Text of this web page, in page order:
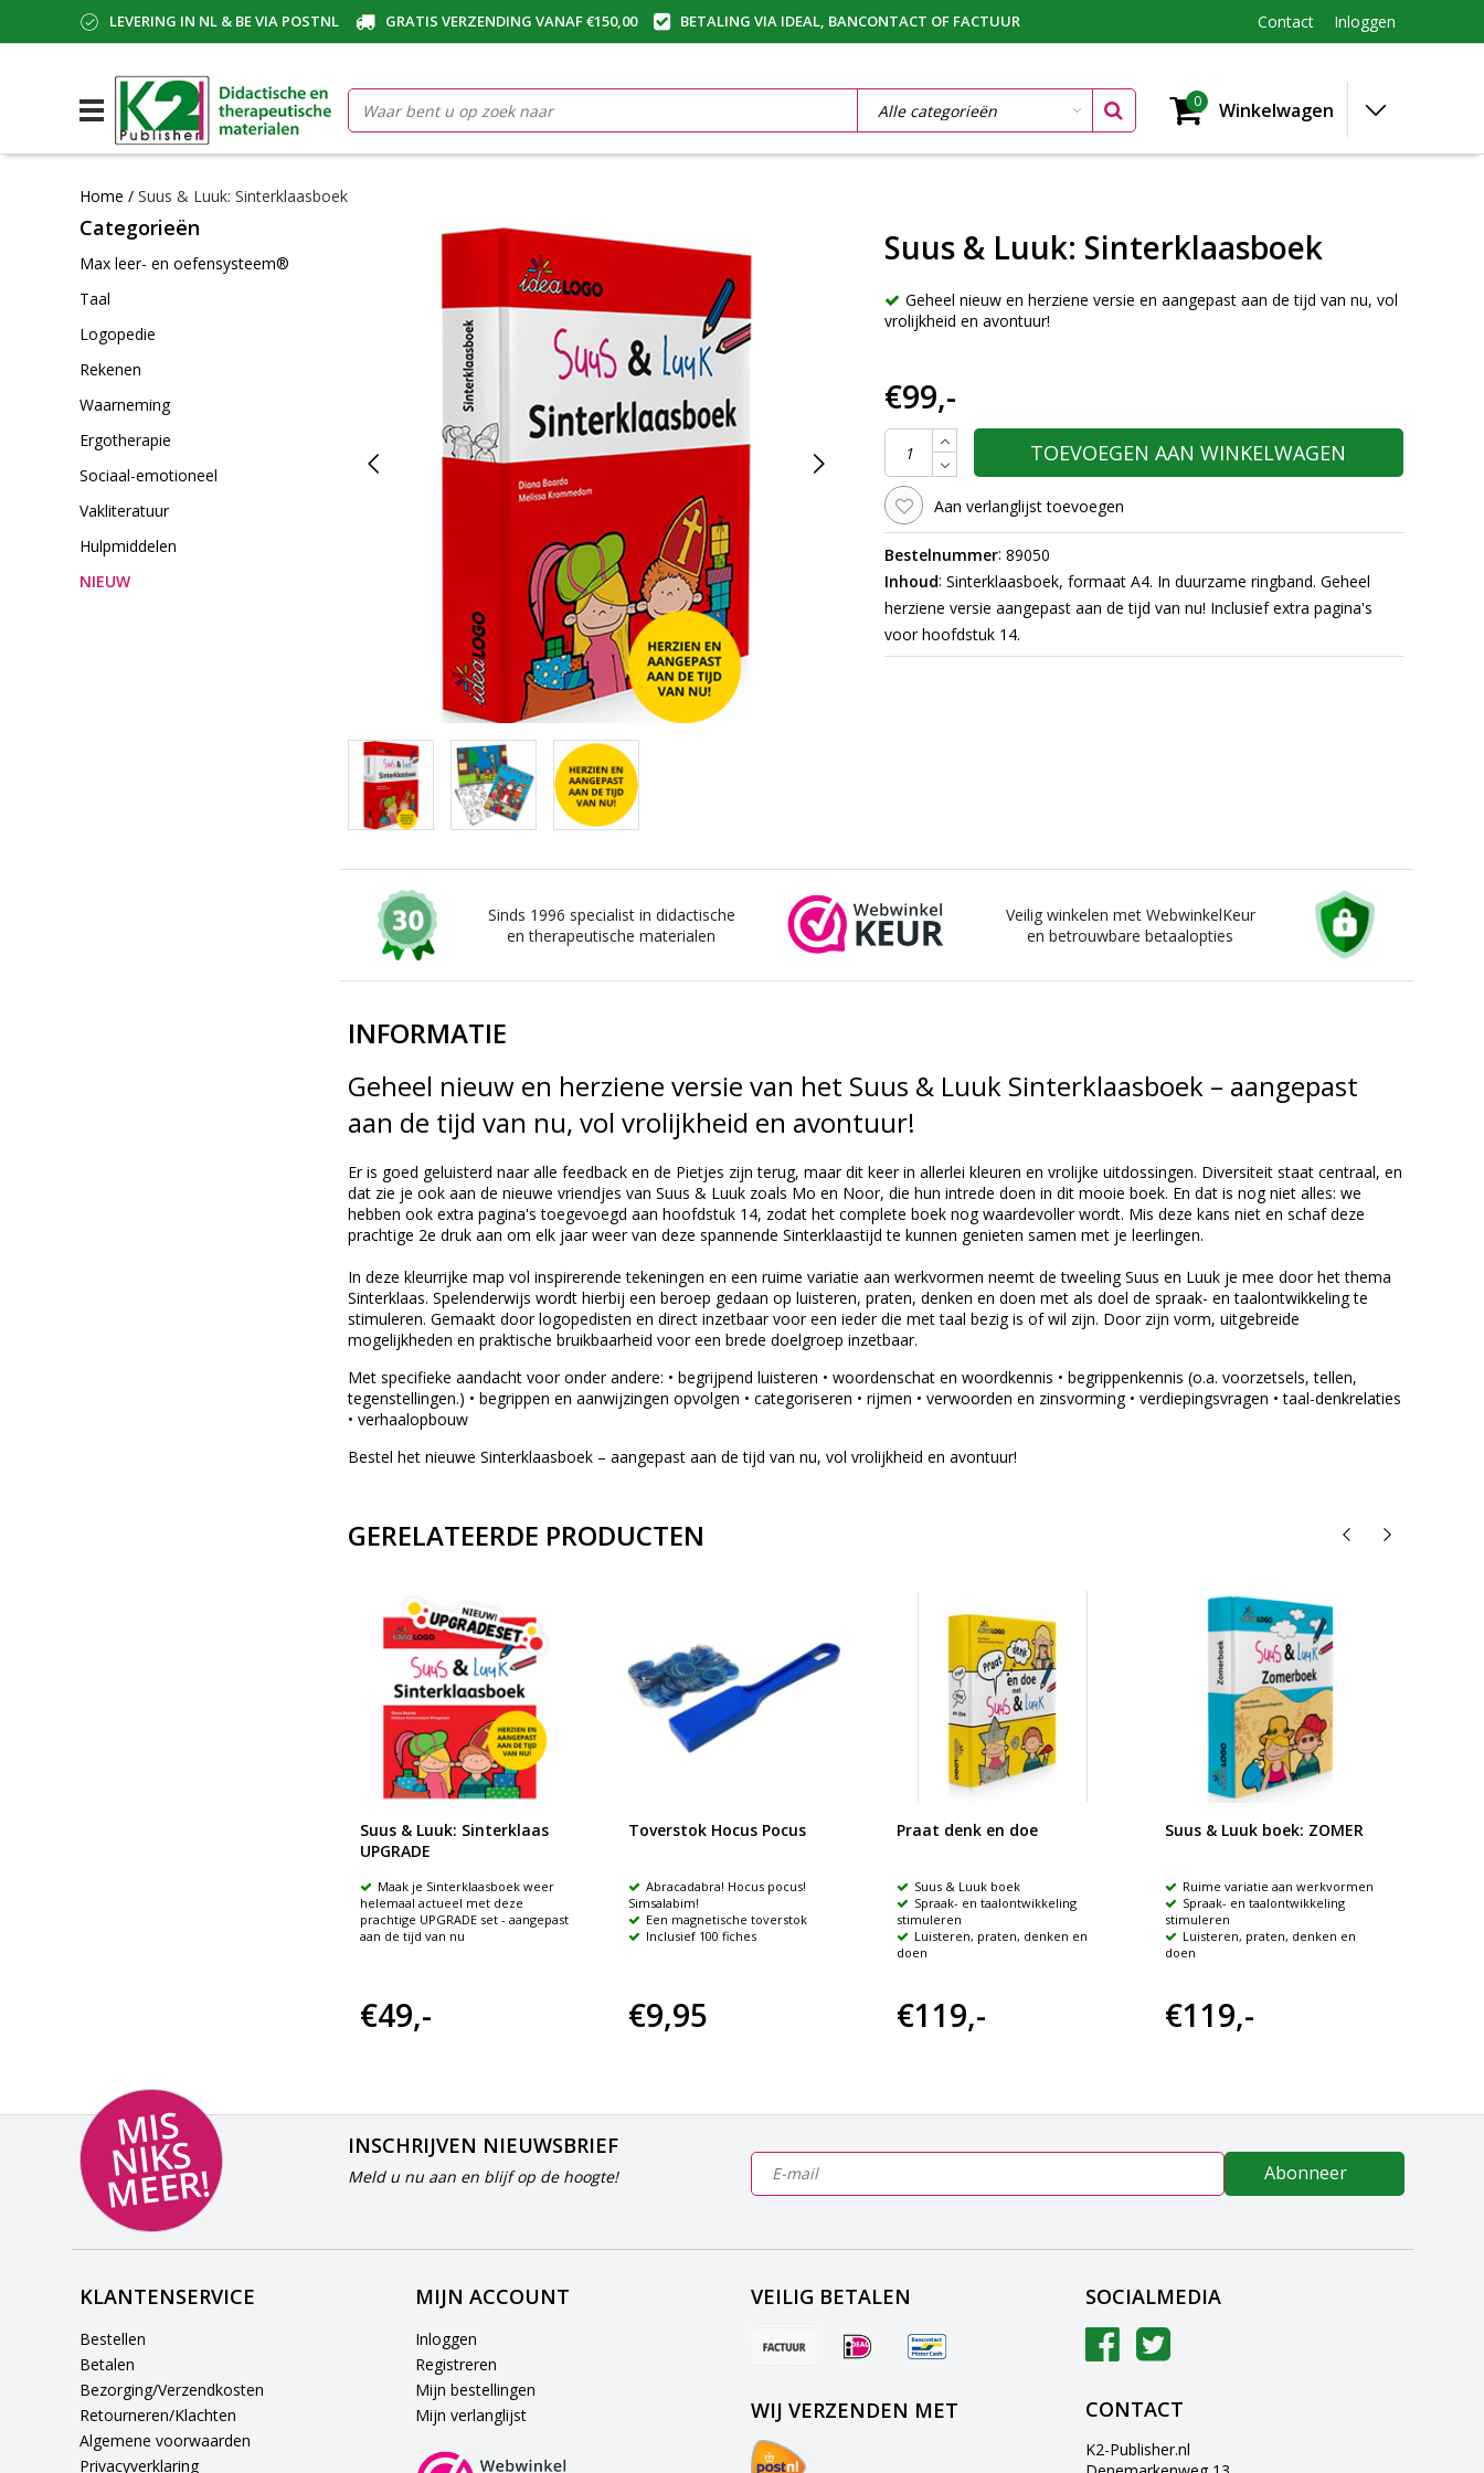
LEVERING IN NL & BE VIA POSTNL GRATIS VERZENDING VANAF €150,00 BETALING VIA IDEAL, BANCONTACT OF FACTUUR Contact Inloggen
0 Winkelwagen
Home / Suus & Luuk: Sinterklaasboek
Categorieën
Max leer- en oefensysteem®
Taal
Logopedie
Rekenen
Waarneming
Ergotherapie
Sociaal-emotioneel
Vakliteratuur
Hulpmiddelen
NIEUW
Suus & Luuk: Sinterklaasboek
Geheel nieuw en herziene versie en aangepast aan de tijd van nu, vol
vrolijkheid en avontuur!
€99,-
TOEVOEGEN AAN WINKELWAGEN
Aan verlanglijst toevoegen
Bestelnummer: 89050
Inhoud: Sinterklaasboek, formaat A4. In duurzame ringband. Geheel
herziene versie aangepast aan de tijd van nu! Inclusief extra pagina's
voor hoofdstuk 14.
Sinds 1996 specialist in didactische
en therapeutische materialen
Veilig winkelen met WebwinkelKeur
en betrouwbare betaalopties
INFORMATIE
Geheel nieuw en herziene versie van het Suus & Luuk Sinterklaasboek – aangepast
aan de tijd van nu, vol vrolijkheid en avontuur!
Er is goed geluisterd naar alle feedback en de Pietjes zijn terug, maar dit keer in allerlei kleuren en vrolijke uitdossingen. Diversiteit staat centraal, en
dat zie je ook aan de nieuwe vriendjes van Suus & Luuk zoals Mo en Noor, die hun intrede doen in dit mooie boek. En dat is nog niet alles: we
hebben ook extra pagina's toegevoegd aan hoofdstuk 14, zodat het complete boek nog waardevoller wordt. Mis deze kans niet en schaf deze
prachtige 2e druk aan om elk jaar weer van deze spannende Sinterklaastijd te kunnen genieten samen met je leerlingen.
In deze kleurrijke map vol inspirerende tekeningen en een ruime variatie aan werkvormen neemt de tweeling Suus en Luuk je mee door het thema
Sinterklaas. Spelenderwijs wordt hierbij een beroep gedaan op luisteren, praten, denken en doen met als doel de spraak- en taalontwikkeling te
stimuleren. Gemaakt door logopedisten en direct inzetbaar voor een ieder die met taal bezig is of wil zijn. Door zijn vorm, uitgebreide
mogelijkheden en praktische bruikbaarheid voor een brede doelgroep inzetbaar.
Met specifieke aandacht voor onder andere: • begrijpend luisteren • woordenschat en woordkennis • begrippenkennis (o.a. voorzetsels, tellen,
tegenstellingen.) • begrippen en aanwijzingen opvolgen • categoriseren • rijmen • verwoorden en zinsvorming • verdiepingsvragen • taal-denkrelaties
• verhaalopbouw
Bestel het nieuwe Sinterklaasboek – aangepast aan de tijd van nu, vol vrolijkheid en avontuur!
GERELATEERDE PRODUCTEN
Suus & Luuk: Sinterklaas
UPGRADE
Maak je Sinterklaasboek weer
helemaal actueel met deze
prachtige UPGRADE set - aangepast
aan de tijd van nu
€49,-
Toverstok Hocus Pocus
Abracadabra! Hocus pocus!
Simsalabim!
Een magnetische toverstok
Inclusief 100 fiches
€9,95
Praat denk en doe
Suus & Luuk boek
Spraak- en taalontwikkeling
stimuleren
Luisteren, praten, denken en
doen
€119,-
Suus & Luuk boek: ZOMER
Ruime variatie aan werkvormen
Spraak- en taalontwikkeling
stimuleren
Luisteren, praten, denken en
doen
€119,-
MI
S
NI
K
S
M
E
E
R!
INSCHRIJVEN NIEUWSBRIEF
Meld u nu aan en blijf op de hoogte! Abonneer
KLANTENSERVICE
Bestellen
Betalen
Bezorging/Verzendkosten
Retourneren/Klachten
Algemene voorwaarden
Privacyverklaring
MIJN ACCOUNT
Inloggen
Registreren
Mijn bestellingen
Mijn verlanglijst
VEILIG BETALEN
WIJ VERZENDEN MET
SOCIALMEDIA
CONTACT
K2-Publisher.nl